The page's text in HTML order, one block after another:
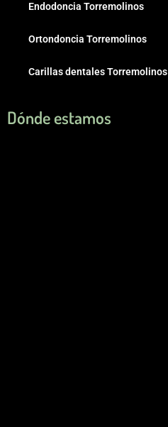
Endodoncia Torremolinos
Ortondoncia Torremolinos
Carillas dentales Torremolinos
Dónde estamos